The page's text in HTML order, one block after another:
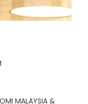
MALAYSIA &